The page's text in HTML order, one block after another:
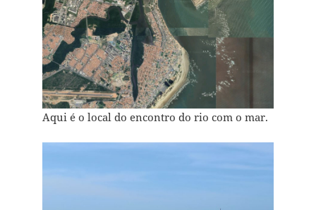
Aqui é o local do encontro do rio com o mar.